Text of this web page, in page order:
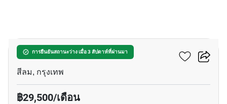
การยืนยันสถานะว่าง เมื่อ 3 สัปดาห์ที่ผ่านมา
โคเรสซิโอ สาทร-พิพัฒน์
สีลม, กรุงเทพ
฿29,500/เดือน